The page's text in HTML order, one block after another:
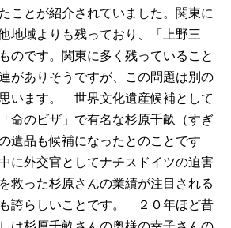
ことが紹介されていました。関東に
地域よりも残っており、「上野三
のです。関東に多く残っていること
がありそうですが、この問題は別の
います。
世界文化遺産候補として
命のビザ」で有名な杉原千畝（すぎ
遺品も候補になったとのことです
に外交官としてナチスドイツの迫害
救った杉原さんの業績が注目される
誇らしいことです。
２０年ほど昔